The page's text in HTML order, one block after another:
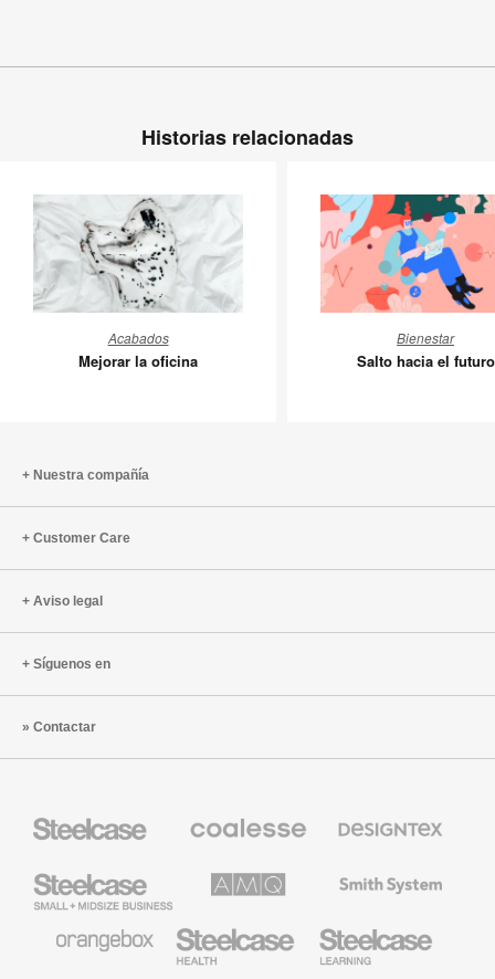
Historias relacionadas
la
oficina
Acabados
Mejorar la oficina
hacia
el
Bienestar
Salto hacia el futuro
Nuestra compañía
Customer Care
Aviso legal
Síguenos en
Contactar
Steelcase
Premium
Small
Business
Solutions
para
Industria
para
Educación